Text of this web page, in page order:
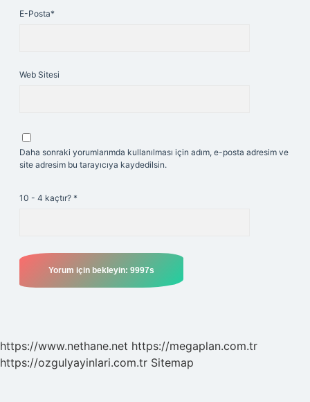
E-Posta*
Web Sitesi
Daha sonraki yorumlarımda kullanılması için adım, e-posta adresim ve
site adresim bu tarayıcıya kaydedilsin.
10 - 4 kaçtır? *
https://www.nethane.net https://megaplan.com.tr
https://ozgulyayinlari.com.tr Sitemap